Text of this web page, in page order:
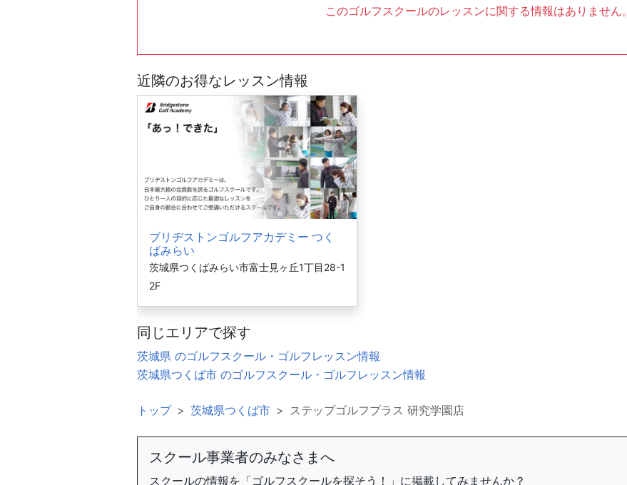
このゴルフスクールのレッスンに関する情報はありません。
近隣のお得なレッスン情報
ブリヂストンゴルフアカデミー つく
ばみらい
茨城県つくばみらい市富士見ヶ丘1丁目28-1
2F
同じエリアで探す
茨城県 のゴルフスクール・ゴルフレッスン情報
茨城県つくば市 のゴルフスクール・ゴルフレッスン情報
トップ 茨城県つくば市 ステップゴルフプラス 研究学園店
スクール事業者のみなさまへ
スクールの情報を「ゴルフスクールを探そう！」に掲載してみませんか？